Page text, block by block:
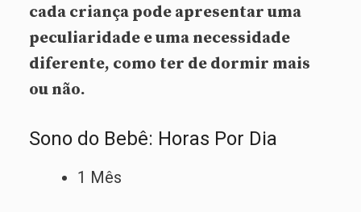
cada criança pode apresentar uma
peculiaridade e uma necessidade
diferente, como ter de dormir mais
ou não.
Sono do Bebê: Horas Por Dia
1 Mês